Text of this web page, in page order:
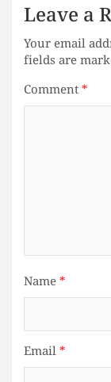
Leave a
Your email
fields are
Comment*
Name*
Email*